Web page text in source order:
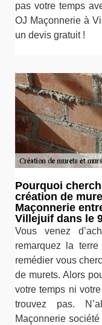
pas votre temps
OJ Maçonnerie à
un devis gratuit !
Pourquoi
création de
Maçonnerie
Villejuif dans le
Vous venez
remarquez la
remédier vous
de murets. Alors
votre temps ni
trouvez pas.
Maçonnerie